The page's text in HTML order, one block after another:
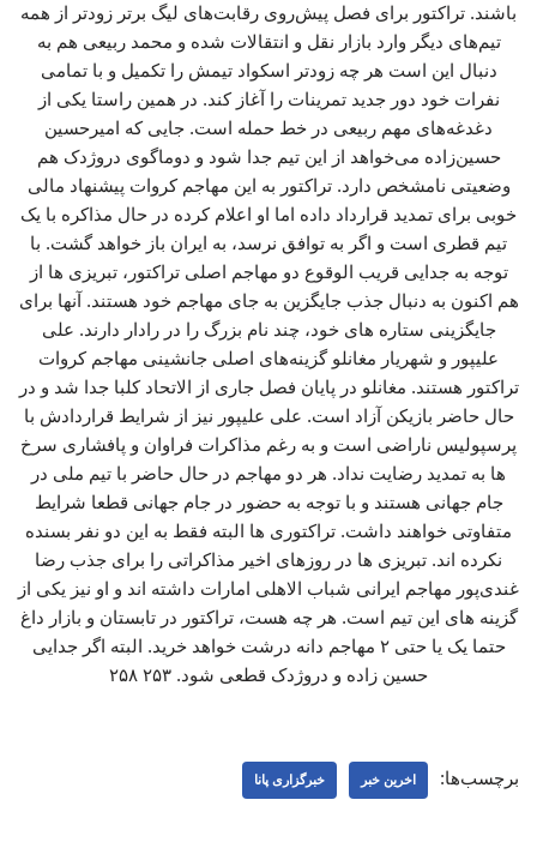
باشند. تراکتور برای فصل پیش‌روی رقابت‌های لیگ برتر زودتر از همه
تیم‌های دیگر وارد بازار نقل و انتقالات شده و محمد ربیعی هم به
دنبال این است هر چه زودتر اسکواد تیمش را تکمیل و با تمامی
نفرات خود دور جدید تمرینات را آغاز کند. در همین راستا یکی از
دغدغه‌های مهم ربیعی در خط حمله است. جایی که امیرحسین
حسین‌زاده می‌خواهد از این تیم جدا شود و دوماگوی دروژدک هم
وضعیتی نامشخص دارد. تراکتور به این مهاجم کروات پیشنهاد مالی
خوبی برای تمدید قرارداد داده اما او اعلام کرده در حال مذاکره با یک
تیم قطری است و اگر به توافق نرسد، به ایران باز خواهد گشت. با
توجه به جدایی قریب الوقوع دو مهاجم اصلی تراکتور، تبریزی ها از
هم اکنون به دنبال جذب جایگزین به جای مهاجم خود هستند. آنها برای
جایگزینی ستاره های خود، چند نام بزرگ را در رادار دارند. علی
علیپور و شهریار مغانلو گزینه‌های اصلی جانشینی مهاجم کروات
تراکتور هستند. مغانلو در پایان فصل جاری از الاتحاد کلبا جدا شد و در
حال حاضر بازیکن آزاد است. علی علیپور نیز از شرایط قراردادش با
پرسپولیس ناراضی است و به رغم مذاکرات فراوان و پافشاری سرخ
ها به تمدید رضایت نداد. هر دو مهاجم در حال حاضر با تیم ملی در
جام جهانی هستند و با توجه به حضور در جام جهانی قطعا شرایط
متفاوتی خواهند داشت. تراکتوری ها البته فقط به این دو نفر بسنده
نکرده اند. تبریزی ها در روزهای اخیر مذاکراتی را برای جذب رضا
غندی‌پور مهاجم ایرانی شباب الاهلی امارات داشته اند و او نیز یکی از
گزینه های این تیم است. هر چه هست، تراکتور در تابستان و بازار داغ
حتما یک یا حتی ۲ مهاجم دانه درشت خواهد خرید. البته اگر جدایی
حسین زاده و دروژدک قطعی شود. ۲۵۳ ۲۵۸
برچسب‌ها: اخرین خبر خبرگزاری پانا